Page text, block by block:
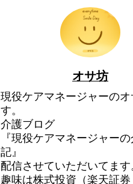
オサ坊
現役ケアマネージャーの
す。
介護ブログ
『現役ケアマネージャー
記』
配信させていただいてます
趣味は株式投資（楽天証券